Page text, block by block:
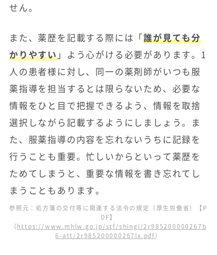
せん。
また、薬歴を記載する際には「誰が見ても分
かりやすい」よう心がける必要があります。1
人の患者様に対し、同一の薬剤師がいつも服
薬指導を担当するとは限らないため、必要な
情報をひと目で把握できるよう、情報を取捨
選択しながら記載するようにしましょう。ま
た、服薬指導の内容を忘れないうちに記録を
行うことも重要。忙しいからといって薬歴を
ためてしまうと、重要な情報を書き忘れてし
まうこともあります。
参照元：処方箋の交付等に関連する法令の規定（厚生労働省）【P
DF】
（https://www.mhlw.go.jp/stf/shingi/2r985200000267b
6-att/2r985200000267lx.pdf）